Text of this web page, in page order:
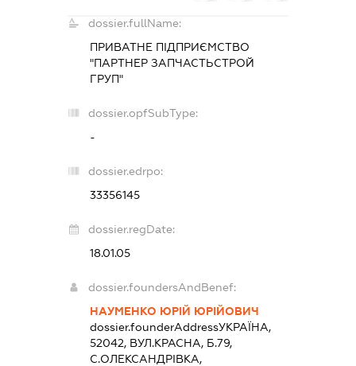
dossier.fullName:
ПРИВАТНЕ ПІДПРИЄМСТВО
"ПАРТНЕР ЗАПЧАСТЬСТРОЙ
ГРУП"
dossier.opfSubType:
-
dossier.edrpo:
33356145
dossier.regDate:
18.01.05
dossier.foundersAndBenef:
НАУМЕНКО ЮРІЙ ЮРІЙОВИЧ
dossier.founderAddressУКРАЇНА,
52042, ВУЛ.КРАСНА, Б.79,
С.ОЛЕКСАНДРІВКА,